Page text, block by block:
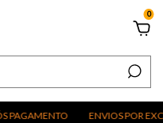
0
ENVIOS POR EXCURSÕES,